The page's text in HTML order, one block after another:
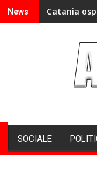
News Catania
SOCIALE